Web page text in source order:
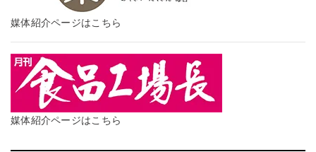
媒体紹介ページはこちら
媒体紹介ページはこちら